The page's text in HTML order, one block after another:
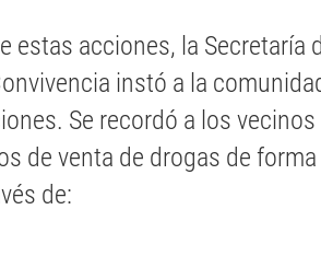
estas acciones, la Secretaría
instó a la
Se recordó a los
de venta de drogas de
de: